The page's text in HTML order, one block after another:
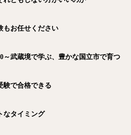
もお任せください
～武蔵境で学ぶ、豊かな国立市で育つ
験で合格できる
なタイミング